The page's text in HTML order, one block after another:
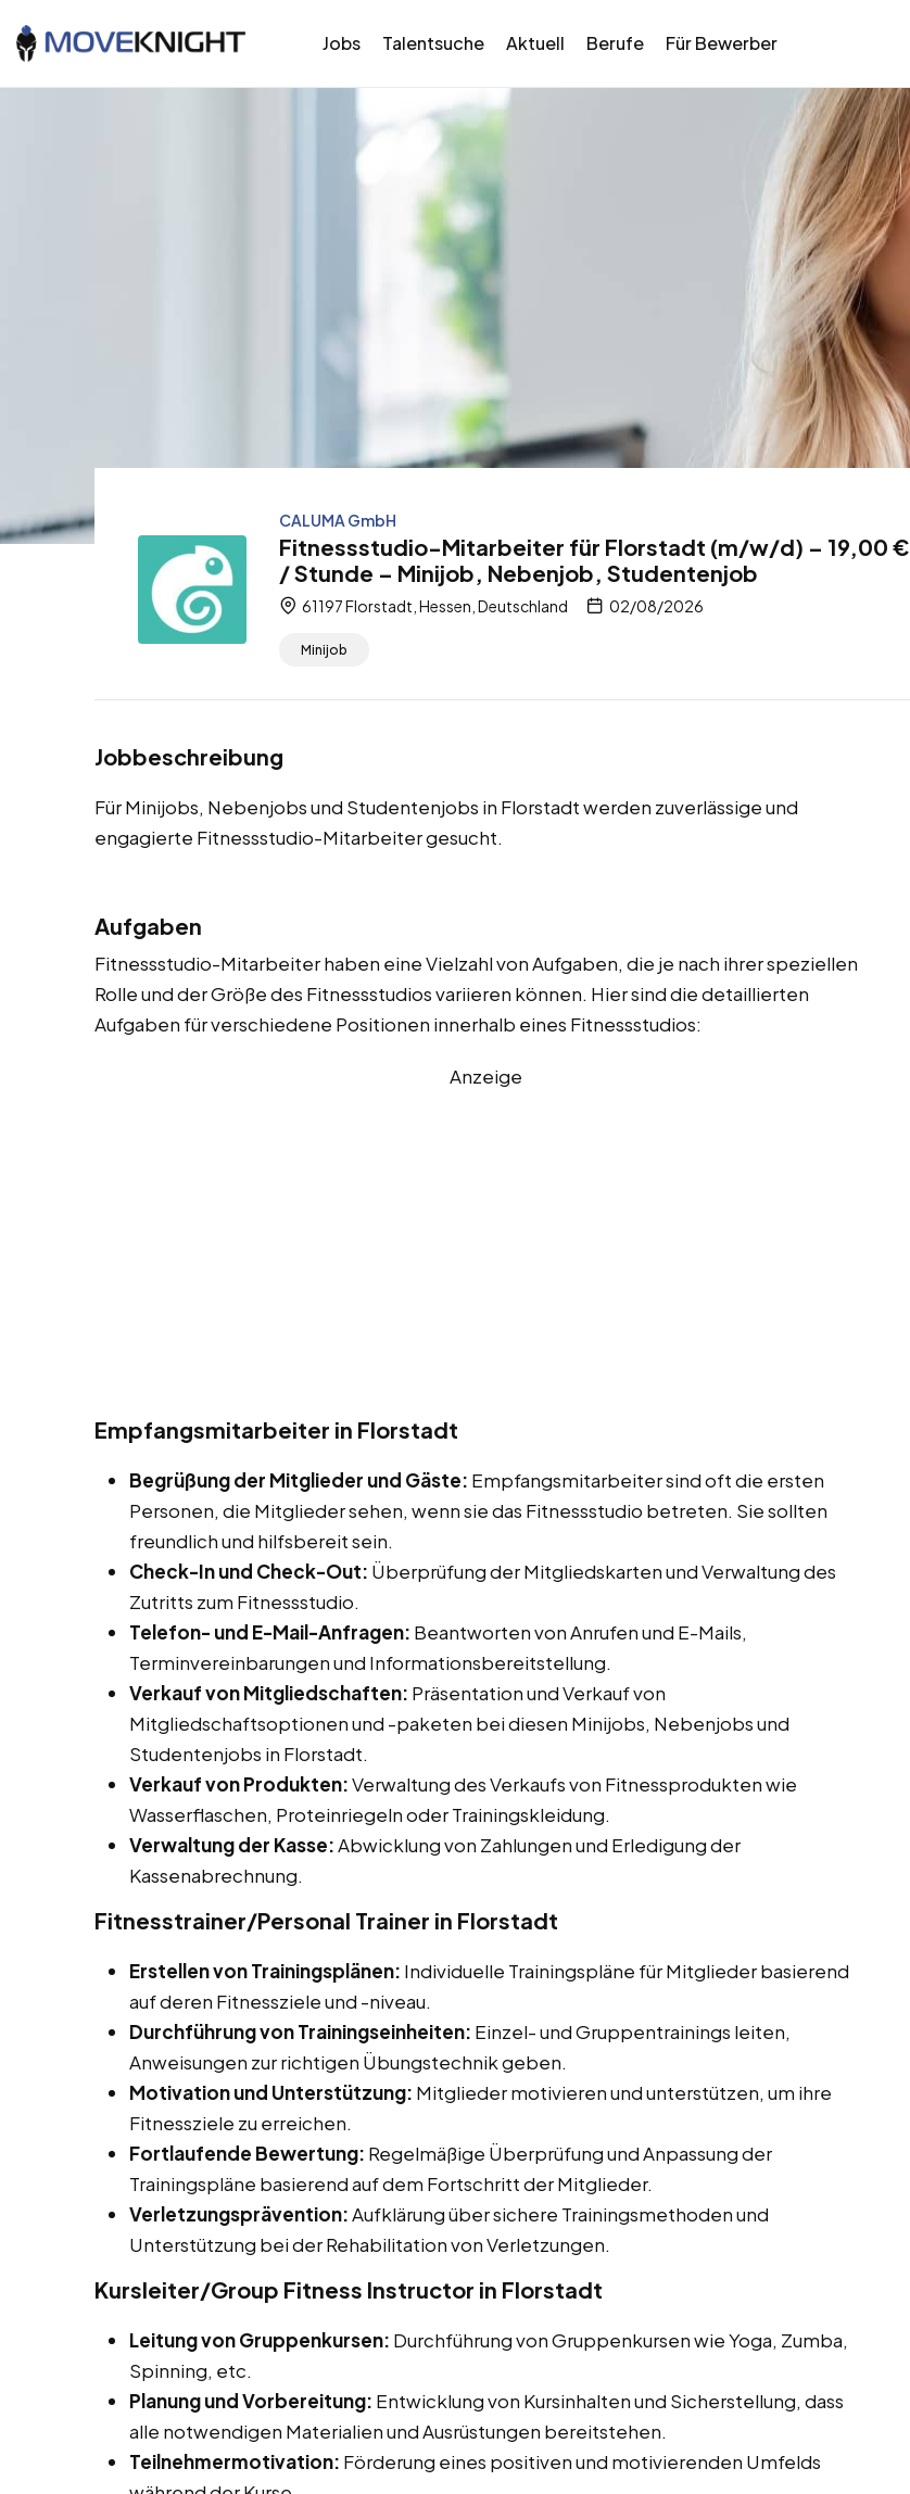
Jobs Talentsuche Aktuell Berufe Für Bewerber
CALUMA GmbH
Fitnessstudio-Mitarbeiter für Florstadt (m/w/d) – 19,00 €
/ Stunde – Minijob, Nebenjob, Studentenjob
61197 Florstadt, Hessen, Deutschland 02/08/2026
Minijob
Jobbeschreibung
Für Minijobs, Nebenjobs und Studentenjobs in Florstadt werden zuverlässige und
engagierte Fitnessstudio-Mitarbeiter gesucht.
Aufgaben
Fitnessstudio-Mitarbeiter haben eine Vielzahl von Aufgaben, die je nach ihrer speziellen
Rolle und der Größe des Fitnessstudios variieren können. Hier sind die detaillierten
Aufgaben für verschiedene Positionen innerhalb eines Fitnessstudios:
Anzeige
Empfangsmitarbeiter in Florstadt
Begrüßung der Mitglieder und Gäste: Empfangsmitarbeiter sind oft die ersten
Personen, die Mitglieder sehen, wenn sie das Fitnessstudio betreten. Sie sollten
freundlich und hilfsbereit sein.
Check-In und Check-Out: Überprüfung der Mitgliedskarten und Verwaltung des
Zutritts zum Fitnessstudio.
Telefon- und E-Mail-Anfragen: Beantworten von Anrufen und E-Mails,
Terminvereinbarungen und Informationsbereitstellung.
Verkauf von Mitgliedschaften: Präsentation und Verkauf von
Mitgliedschaftsoptionen und -paketen bei diesen Minijobs, Nebenjobs und
Studentenjobs in Florstadt.
Verkauf von Produkten:Verwaltung des Verkaufs von Fitnessprodukten wie
Wasserflaschen, Proteinriegeln oder Trainingskleidung.
Verwaltung der Kasse:Abwicklung von Zahlungen und Erledigung der
Kassenabrechnung.
Fitnesstrainer/Personal Trainer in Florstadt
Erstellen von Trainingsplänen: Individuelle Trainingspläne für Mitglieder basierend
auf deren Fitnessziele und -niveau.
Durchführung von Trainingseinheiten: Einzel- und Gruppentrainings leiten,
Anweisungen zur richtigen Übungstechnik geben.
Motivation und Unterstützung: Mitglieder motivieren und unterstützen, um ihre
Fitnessziele zu erreichen.
Fortlaufende Bewertung: Regelmäßige Überprüfung und Anpassung der
Trainingspläne basierend auf dem Fortschritt der Mitglieder.
Verletzungsprävention:Aufklärung über sichere Trainingsmethoden und
Unterstützung bei der Rehabilitation von Verletzungen.
Kursleiter/Group Fitness Instructor in Florstadt
Leitung von Gruppenkursen: Durchführung von Gruppenkursen wie Yoga, Zumba,
Spinning, etc.
Planung und Vorbereitung: Entwicklung von Kursinhalten und Sicherstellung, dass
alle notwendigen Materialien und Ausrüstungen bereitstehen.
Teilnehmermotivation: Förderung eines positiven und motivierenden Umfelds